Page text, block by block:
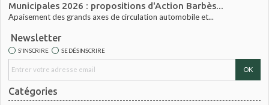
Municipales 2026 : propositions d'Action Barbès...
Apaisement des grands axes de circulation automobile et...
Newsletter
S'INSCRIRE SE DÉSINSCRIRE
Catégories